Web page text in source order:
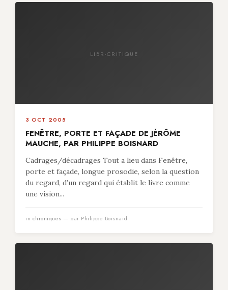
LIBR-CRITIQUE
3 OCT 2005
FENÊTRE, PORTE ET FAÇADE DE JÉRÔME
MAUCHE, PAR PHILIPPE BOISNARD
Cadrages/décadrages Tout a lieu dans Fenêtre,
porte et façade, longue prosodie, selon la question
du regard, d’un regard qui établit le livre comme
une vision...
in chroniques — par Philippe Boisnard